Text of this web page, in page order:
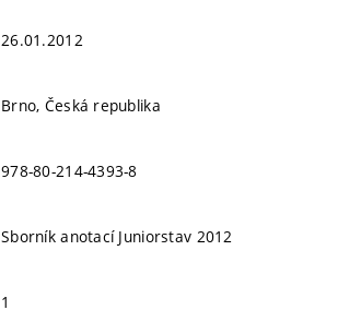
26.01.2012
Brno, Česká republika
978-80-214-4393-8
Sborník anotací Juniorstav 2012
1